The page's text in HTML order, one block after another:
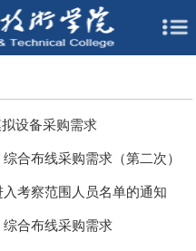
设备采购需求
合布线采购需求（第二次）
考察范围人员名单的通知
合布线采购需求